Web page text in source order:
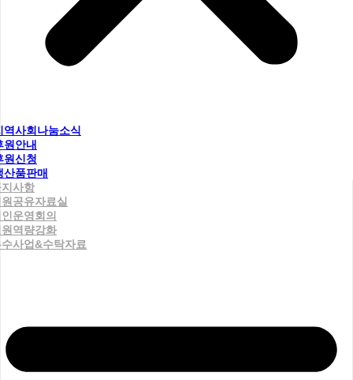
역사회나눔소식
원안내
원신청
산품판매
사항
공유자료실
운영회의
역량강화
사업&수탁자료